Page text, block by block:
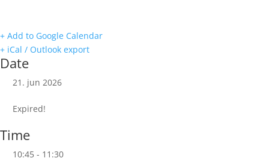
+ Add to Google Calendar
+ iCal / Outlook export
Date
21. jun 2026
Expired!
Time
10:45 - 11:30